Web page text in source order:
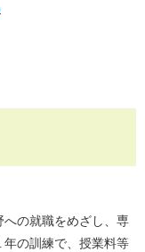
の就職をめざし、専
の訓練で、授業料等